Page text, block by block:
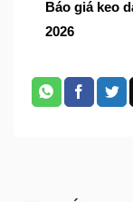
Báo giá keo
2026